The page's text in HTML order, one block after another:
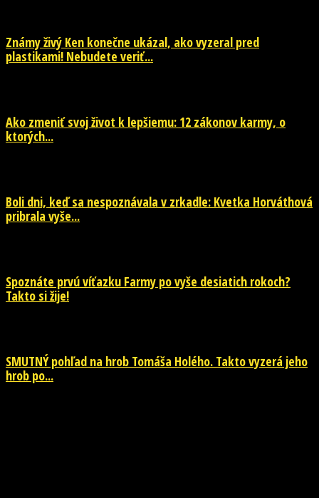
Známy živý Ken konečne ukázal, ako vyzeral pred
plastikami! Nebudete veriť...
Ako zmeniť svoj život k lepšiemu: 12 zákonov karmy, o
ktorých...
Boli dni, keď sa nespoznávala v zrkadle: Kvetka Horváthová
pribrala vyše...
Spoznáte prvú víťazku Farmy po vyše desiatich rokoch?
Takto si žije!
SMUTNÝ pohľad na hrob Tomáša Holého. Takto vyzerá jeho
hrob po...